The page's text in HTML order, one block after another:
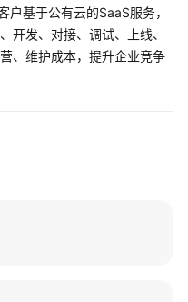
基于公有云的SaaS服务，
开发、对接、调试、上线、
、维护成本，提升企业竞争